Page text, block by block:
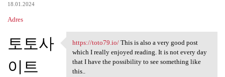
18.01.2024
Adres
토토사
이트
https://toto79.io/ This is
https://toto79.io/This is also a very good post
which I really enjoyed reading. It is not every day
that I have the possibility to see something like
this..